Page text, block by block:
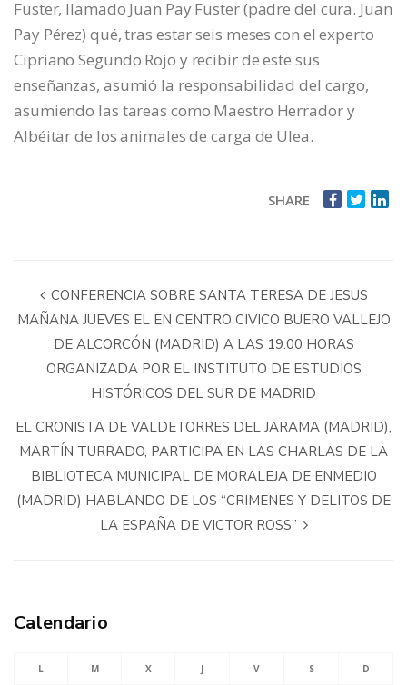
Fuster, llamado Juan Pay Fuster (padre del cura. Juan
Pay Pérez) qué, tras estar seis meses con el experto
Cipriano Segundo Rojo y recibir de este sus
enseñanzas, asumió la responsabilidad del cargo,
asumiendo las tareas como Maestro Herrador y
Albéitar de los animales de carga de Ulea.
SHARE
CONFERENCIA SOBRE SANTA TERESA DE JESUS
MAÑANA JUEVES EL EN CENTRO CIVICO BUERO VALLEJO
DE ALCORCÓN (MADRID) A LAS 19:00 HORAS
ORGANIZADA POR EL INSTITUTO DE ESTUDIOS
HISTÓRICOS DEL SUR DE MADRID
EL CRONISTA DE VALDETORRES DEL JARAMA (MADRID),
MARTÍN TURRADO, PARTICIPA EN LAS CHARLAS DE LA
BIBLIOTECA MUNICIPAL DE MORALEJA DE ENMEDIO
(MADRID) HABLANDO DE LOS “CRIMENES Y DELITOS DE
LA ESPAÑA DE VICTOR ROSS”
Calendario
L M X J V S D